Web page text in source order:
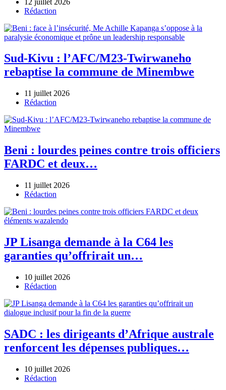
Author
Rédaction
Sud-Kivu : l’AFC/M23-Twirwaneho
rebaptise la commune de Minembwe
11 juillet 2026
Author
Rédaction
Beni : lourdes peines contre trois officiers
FARDC et deux…
11 juillet 2026
Author
Rédaction
JP Lisanga demande à la C64 les
garanties qu’offrirait un…
10 juillet 2026
Author
Rédaction
SADC : les dirigeants d’Afrique australe
renforcent les dépenses publiques…
10 juillet 2026
Author
Rédaction